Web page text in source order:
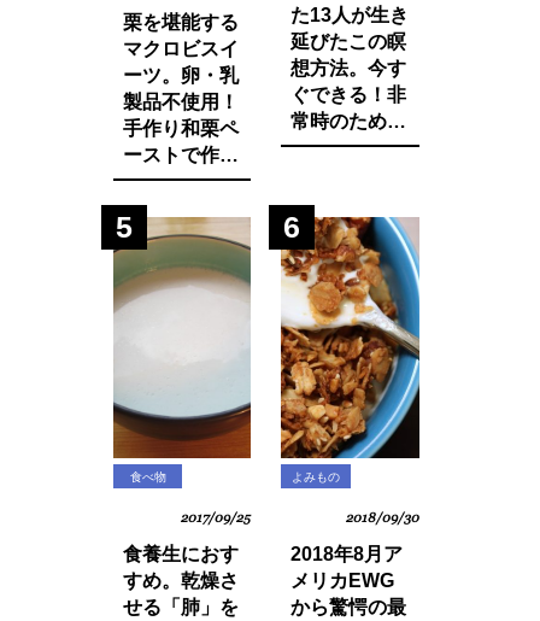
栗を堪能する
マクロビスイ
ーツ。卵・乳
製品不使用！
手作り和栗ペ
ーストで作る
モンブランパ
フェの作り方
た13人が生き
延びたこの瞑
想方法。今す
ぐできる！非
常時のために
知っておきた
マネージ。
5
食べ物
2017/09/25
食養生におす
すめ。乾燥さ
せる「肺」を
6
よみもの
2018/09/30
2018年8月ア
メリカEWG
から驚愕の最